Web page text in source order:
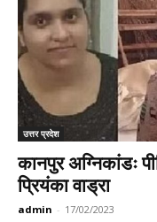
उत्तर प्रदेश
कानपुर अग्निकांडः
प्रियंका वाड्रा
admin - 17/02/2023